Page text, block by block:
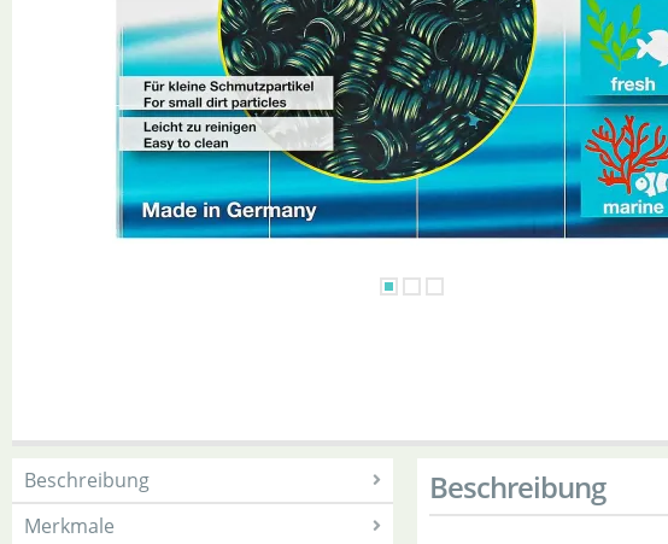
Beschreibung
Merkmale
Beschreibung